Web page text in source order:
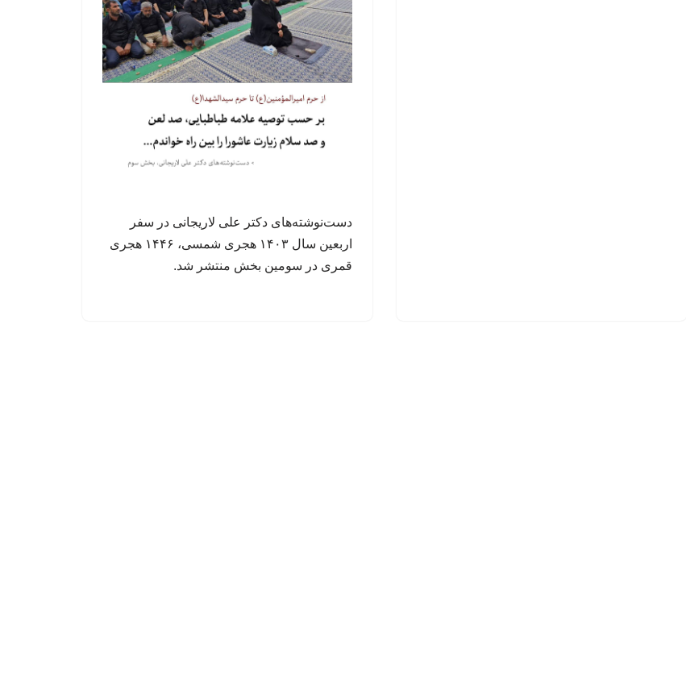
دست‌نوشته‌های دکتر علی لاریجانی در سفر
اربعین سال ۱۴۰۳ هجری شمسی، ۱۴۴۶ هجری
قمری در سومین بخش منتشر شد.